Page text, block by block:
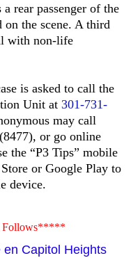
rear passenger of the
on the scene. A third
with non-life
is asked to call the
Unit at 301-731-
may call
(8477), or go online
the “P3 Tips” mobile
or Google Play to
device.
Follows*****
Capitol Heights